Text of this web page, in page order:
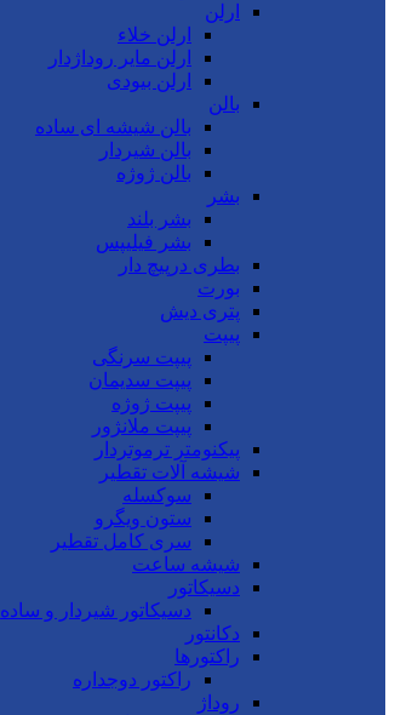
ارلن
ارلن خلاء
ارلن مایر روداژدار
ارلن بیودی
بالن
بالن شیشه ای ساده
بالن شیردار
بالن ژوژه
بشر
بشر بلند
بشر فیلیپس
بطری درپیچ دار
بورت
پتری دیش
پیپت
پیپت سرنگی
پیپت سدیمان
پیپت ژوژه
پیپت ملانژور
پیکنومتر ترموتردار
شیشه آلات تقطیر
سوکسله
ستون ویگرو
سری کامل تقطیر
شیشه ساعت
دسیکاتور
دسیکاتور شیردار و ساده
دکانتور
راکتورها
راکتور دوجداره
روداژ